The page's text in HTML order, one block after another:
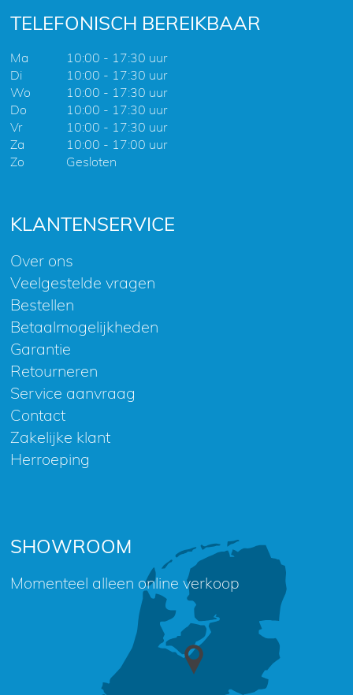
TELEFONISCH BEREIKBAAR
Ma
10:00 - 17:30 uur
Di
10:00 - 17:30 uur
Wo
10:00 - 17:30 uur
Do
10:00 - 17:30 uur
Vr
10:00 - 17:30 uur
Za
10:00 - 17:00 uur
Zo
Gesloten
KLANTENSERVICE
Over ons
Veelgestelde vragen
Bestellen
Betaalmogelijkheden
Garantie
Retourneren
Service aanvraag
Contact
Zakelijke klant
Herroeping
SHOWROOM
Momenteel alleen online verkoop